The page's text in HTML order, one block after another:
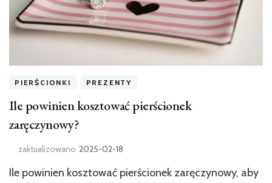
PIERŚCIONKI PREZENTY
Ile powinien kosztować pierścionek
zaręczynowy?
zaktualizowano 2025-02-18
Ile powinien kosztować pierścionek zaręczynowy, aby